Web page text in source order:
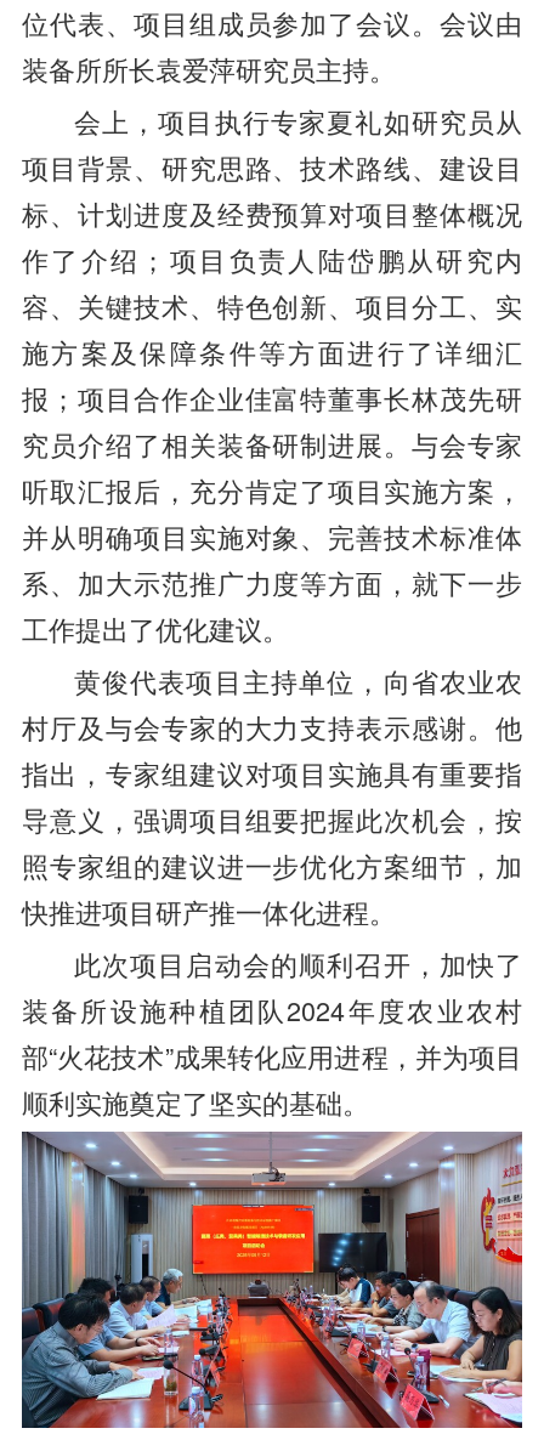
位代表、项目组成员参加了会议。会议由
装备所所长袁爱萍研究员主持。
会上，项目执行专家夏礼如研究员从
项目背景、研究思路、技术路线、建设目
标、计划进度及经费预算对项目整体概况
作了介绍；项目负责人陆岱鹏从研究内
容、关键技术、特色创新、项目分工、实
施方案及保障条件等方面进行了详细汇
报；项目合作企业佳富特董事长林茂先研
究员介绍了相关装备研制进展。与会专家
听取汇报后，充分肯定了项目实施方案，
并从明确项目实施对象、完善技术标准体
系、加大示范推广力度等方面，就下一步
工作提出了优化建议。
黄俊代表项目主持单位，向省农业农
村厅及与会专家的大力支持表示感谢。他
指出，专家组建议对项目实施具有重要指
导意义，强调项目组要把握此次机会，按
照专家组的建议进一步优化方案细节，加
快推进项目研产推一体化进程。
此次项目启动会的顺利召开，加快了
装备所设施种植团队2024年度农业农村
部“火花技术”成果转化应用进程，并为项目
顺利实施奠定了坚实的基础。